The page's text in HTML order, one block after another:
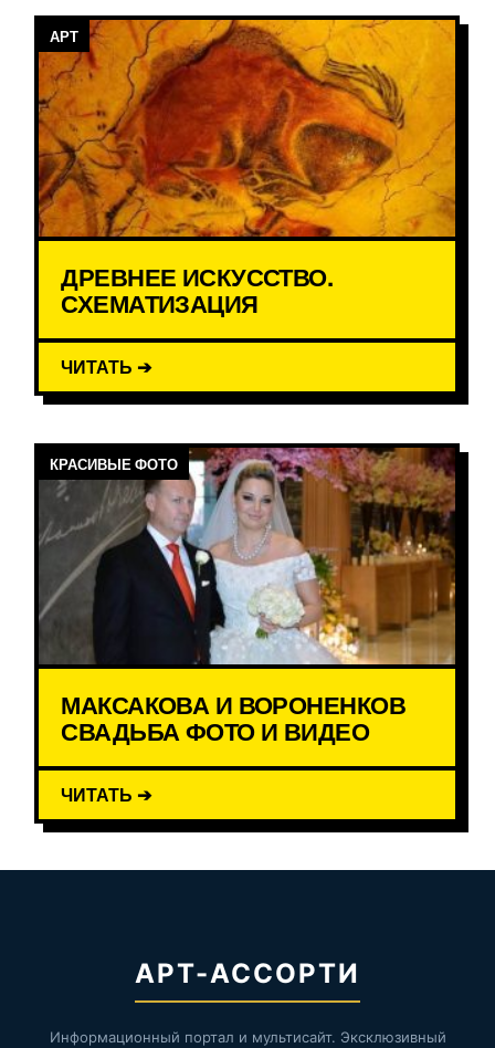
АРТ
ДРЕВНЕЕ ИСКУССТВО.
СХЕМАТИЗАЦИЯ
ЧИТАТЬ ➔
КРАСИВЫЕ ФОТО
МАКСАКОВА И ВОРОНЕНКОВ
СВАДЬБА ФОТО И ВИДЕО
ЧИТАТЬ ➔
АРТ-АССОРТИ
Информационный портал и мультисайт. Эксклюзивный